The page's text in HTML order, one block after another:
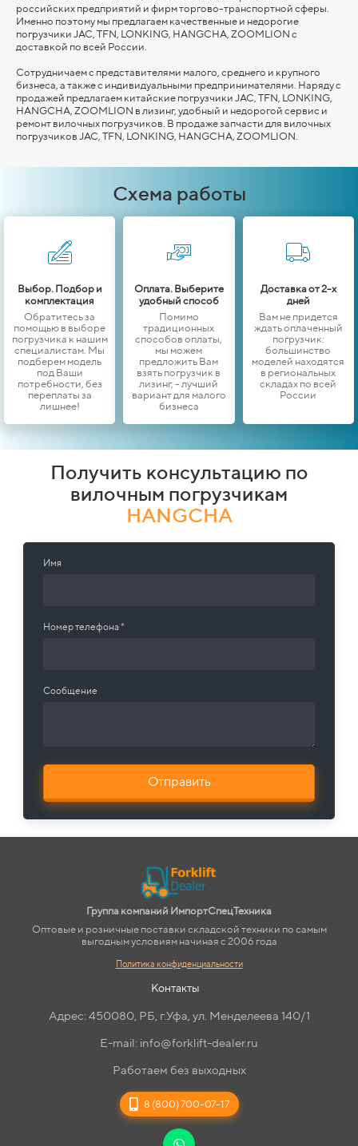
российских предприятий и фирм торгово-транспортной сферы.
Именно поэтому мы предлагаем качественные и недорогие
погрузчики JAC, TFN, LONKING, HANGCHA, ZOOMLION с
доставкой по всей России.
Сотрудничаем с представителями малого, среднего и крупного
бизнеса, а также с индивидуальными предпринимателями. Наряду с
продажей предлагаем китайские погрузчики JAC, TFN, LONKING,
HANGCHA, ZOOMLION в лизинг, удобный и недорогой сервис и
ремонт вилочных погрузчиков. В продаже запчасти для вилочных
погрузчиков JAC, TFN, LONKING, HANGCHA, ZOOMLION
Схема работы
Выбор. Подбор и
комплектация
Обратитесь за
помощью в выборе
погрузчика к нашим
специалистам. Мы
подберем модель
под Ваши
потребности, без
переплаты за
лишнее!
Оплата. Выберите
удобный способ
Помимо
традиционных
способов оплаты,
мы можем
предложить Вам
взять погрузчик в
лизинг, - лучший
вариант для малого
бизнеса
Доставка от 2-х
дней
Вам не придется
ждать оплаченный
погрузчик:
большинство
моделей находятся
в региональных
складах по всей
России
Получить консультацию по
вилочным погрузчикам
HANGCHA
Имя
Номер телефона *
Сообщение
Отправить
Группа компаний ИмпортСпецТехника
Оптовые и розничные поставки складской техники по самым
выгодным условиям начиная с 2006 года
Политика конфиденциальности
Контакты
Адрес: 450080, РБ, г.Уфа, ул. Менделеева 140/1
E-mail: info@forklift-dealer.ru
Работаем без выходных
8 (800) 700-07-17